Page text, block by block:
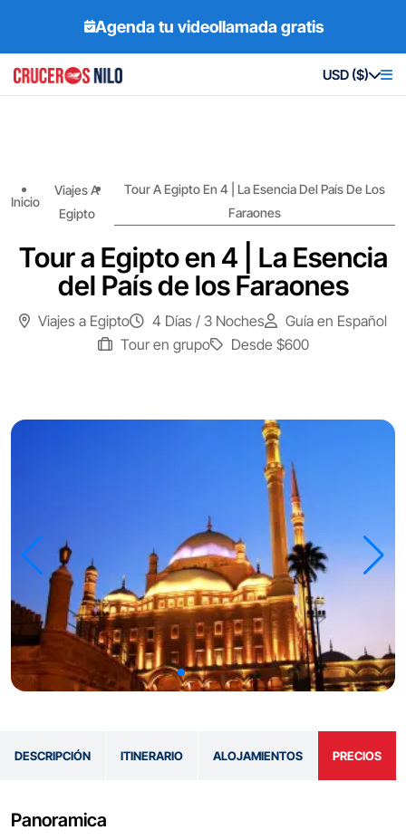
Agenda tu videollamada gratis
USD ($)
Inicio
Viajes A
Egipto
Tour A Egipto En 4 | La Esencia Del País De Los
Faraones
Tour a Egipto en 4 | La Esencia
del País de los Faraones
Viajes a Egipto 4 Días / 3 Noches
Guía en Español
Tour en grupo
Desde $600
DESCRIPCIÓN ITINERARIO ALOJAMIENTOS PRECIOS
Panoramica